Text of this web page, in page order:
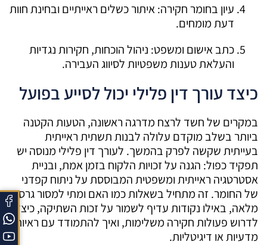
עיון בחומר חקירה: איתור כשלים ראייתיים ובחינת חוות
דעת מומחים.
כתב אישום ומשפט: ניהול הוכחות, חקירות נגדיות
והעלאת טענות משפטיות לסיווג העבירה.
כיצד עורך דין פלילי יכול לסייע בפועל
במקרים של חשד לרצח מדרגה ראשונה, הטעות הקטנה
ביותר בשלב מוקדם עלולה לבנות תשתית ראייתית
בעייתית שקשה לפרק בהמשך. לעורך דין פלילי מנוסה יש
תפקיד כפול: הגנה על זכויות הלקוח בזמן אמת, ובניית
אסטרטגיה ראייתית ומשפטית המבוססת על ניתוח קפדני
של החומר. זה מתחיל בשאלות כמו האם ומתי למסור גרסה
מלאה, באילו נקודות עדיף לשמור על זכות השתיקה, כיצד
לדרוש פעולות חקירה משלימות, ואיך להתמודד עם ראיות
מדעיות או דיגיטליות.